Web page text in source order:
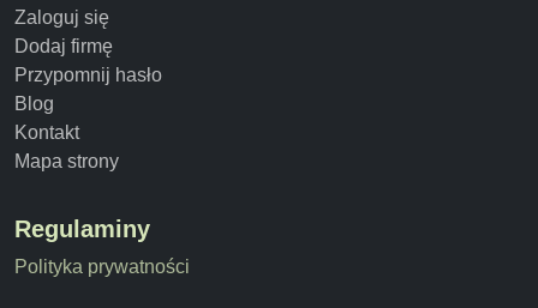
Zaloguj się
Dodaj firmę
Przypomnij hasło
Blog
Kontakt
Mapa strony
Regulaminy
Polityka prywatności